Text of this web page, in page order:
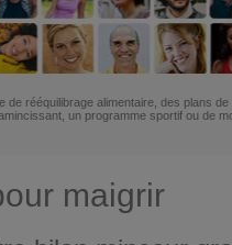
rééquilibrage alimentaire, des plans
un programme sportif ou de
maigrir